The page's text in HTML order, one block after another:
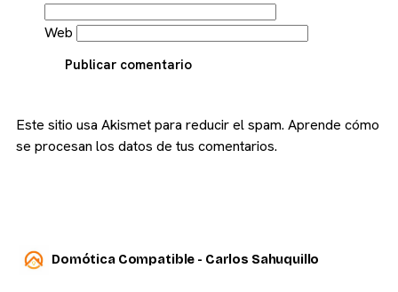
Web
Publicar comentario
Este sitio usa Akismet para reducir el spam. Aprende cómo
se procesan los datos de tus comentarios.
Domótica Compatible - Carlos Sahuquillo